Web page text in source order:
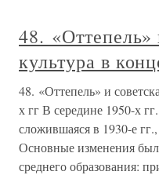
48. «Оттепель»
культура в
48. «Оттепель» и
х гг В середине 1950-х
сложившаяся в 1930-е
Основные изменения
среднего образования: